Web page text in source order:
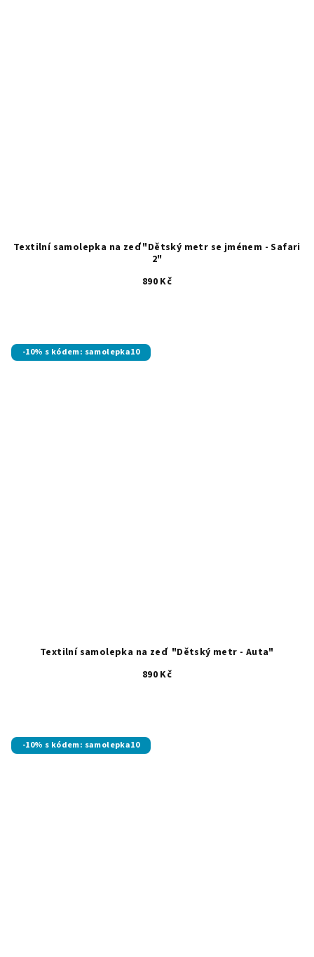
Textilní samolepka na zeď "Dětský metr se jménem - Safari
2"
890 Kč
-10% s kódem: samolepka10
Textilní samolepka na zeď "Dětský metr - Auta"
890 Kč
-10% s kódem: samolepka10